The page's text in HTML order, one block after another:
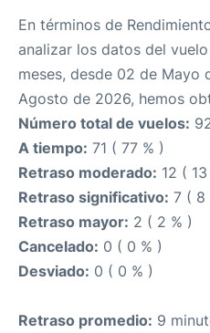
En términos de
analizar los datos del
meses, desde 02 de Mayo
Agosto de 2026, hemos
Número total de vuelos:
A tiempo: 71 ( 77 % )
Retraso moderado: 12 (
Retraso significativo: 7 ( 8
Retraso mayor: 2 ( 2 % )
Cancelado: 0 ( 0 % )
Desviado: 0 ( 0 % )
Retraso promedio: 9